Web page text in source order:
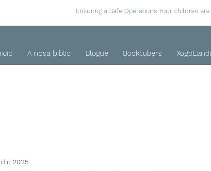
Ensuring a Safe Operations Your children
A nosa biblio Blogue Booktubers
dic 2025